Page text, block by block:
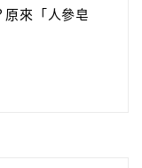
原來「人參皂